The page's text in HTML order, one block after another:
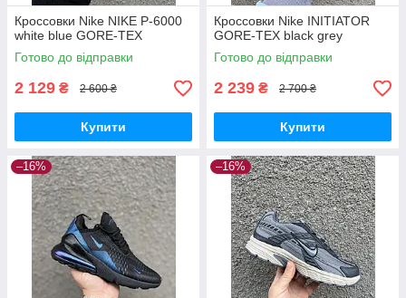
Кроссовки Nike NIKE P-6000
white blue GORE-TEX
Готово до відправки
2 129 ₴ 2 600 ₴
Купити
Кроссовки Nike INITIATOR
GORE-TEX black grey
Готово до відправки
2 239 ₴ 2 700 ₴
Купити
–16% –16%